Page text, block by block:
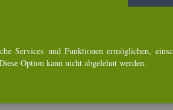
Ser­vices und Funk­tio­nen er­mög­li­chen,
Op­ti­on kann nicht ab­ge­lehnt wer­den.